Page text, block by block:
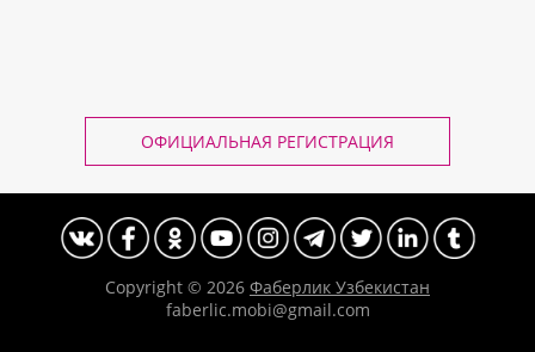
ОФИЦИАЛЬНАЯ РЕГИСТРАЦИЯ
Copyright © 2026 Фаберлик Узбекистан
faberlic.mobi@gmail.com